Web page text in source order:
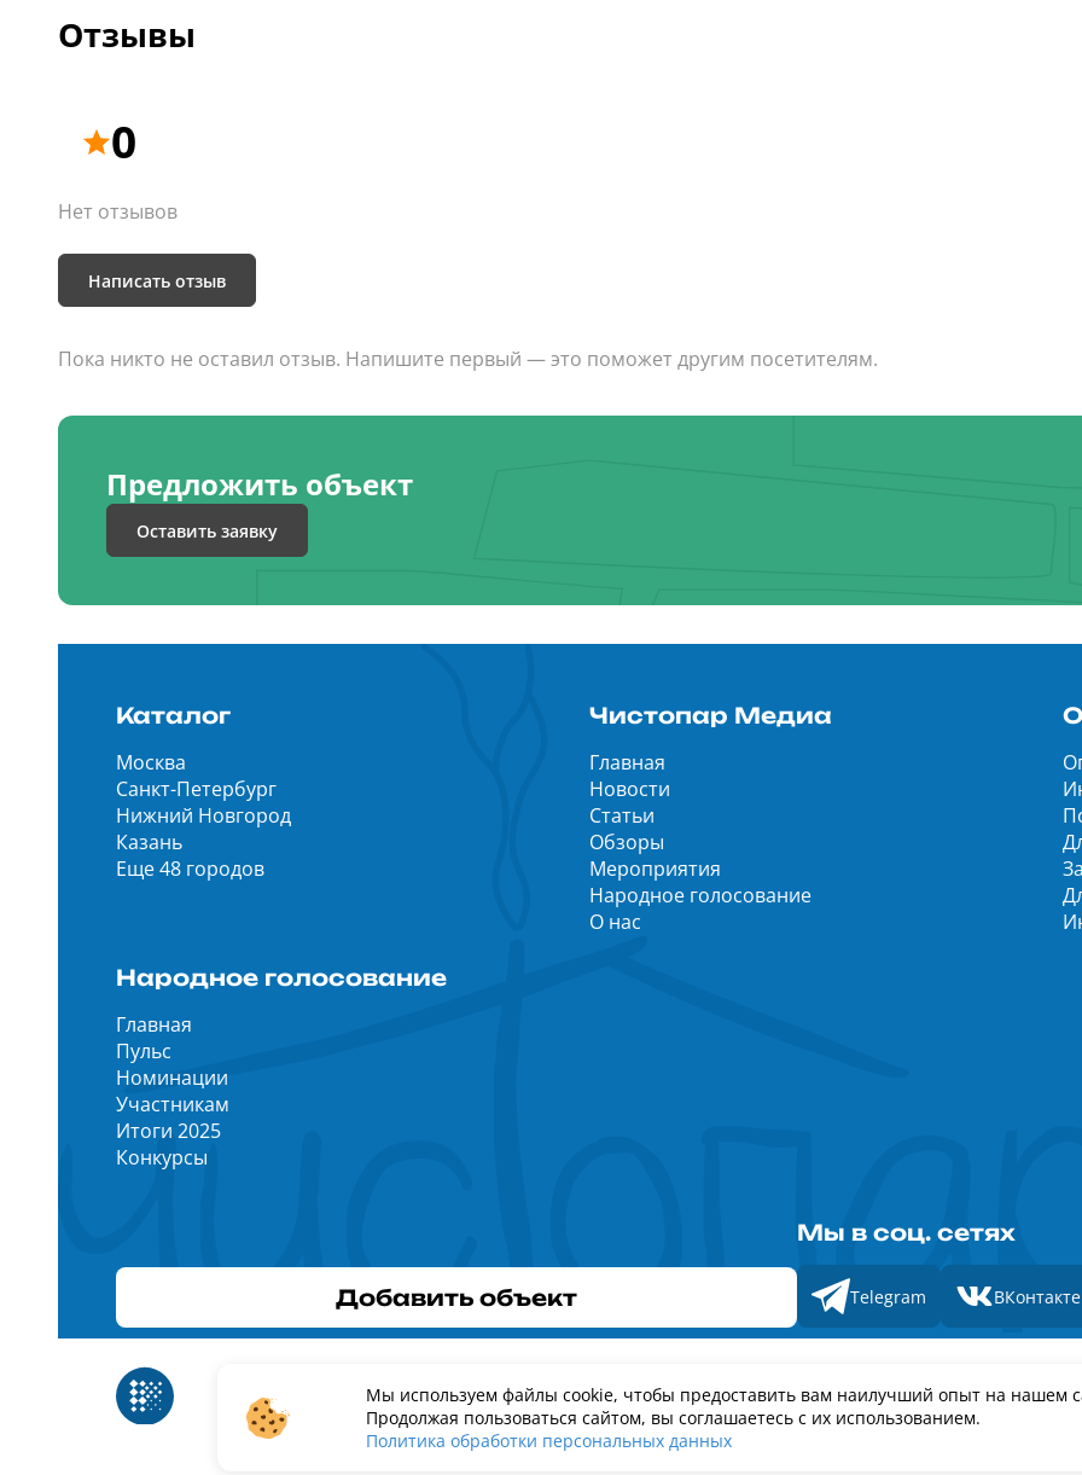
Отзывы
0
Нет отзывов
Написать отзыв
Пока никто не оставил отзыв. Напишите первый — это поможет другим посетителям.
Предложить объект
Оставить заявку
Каталог
Москва
Санкт-Петербург
Нижний Новгород
Казань
Еще 48 городов
Чистопар Медиа
Главная
Новости
Статьи
Обзоры
Мероприятия
Народное голосование
О нас
Народное голосование
Главная
Пульс
Номинации
Участникам
Итоги 2025
Конкурсы
Мы в соц. сетях
Telegram ВКонтакте
Добавить объект
Реестр российского программного
обеспечения
Российский союз туриндустрии
Номер свидетельства ЭЛ № ФС 77 - 88575
Мы используем файлы cookie, чтобы предоставить вам наилучший опыт на нашем
Продолжая пользоваться сайтом, вы соглашаетесь с их использованием.
Политика обработки персональных данных